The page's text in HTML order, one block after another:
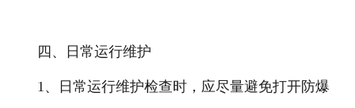
四、日常运行维护
1、日常运行维护检查时，应尽量避免打开防爆